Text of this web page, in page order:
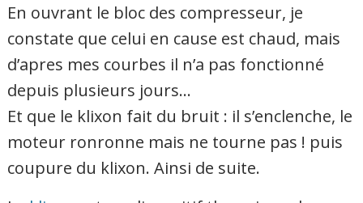
En ouvrant le bloc des compresseur, je
constate que celui en cause est chaud, mais
d’apres mes courbes il n’a pas fonctionné
depuis plusieurs jours…
Et que le klixon fait du bruit : il s’enclenche, le
moteur ronronne mais ne tourne pas ! puis
coupure du klixon. Ainsi de suite.